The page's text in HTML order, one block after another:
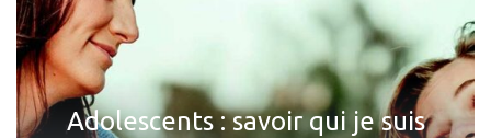
Adolescents : savoir qui je suis